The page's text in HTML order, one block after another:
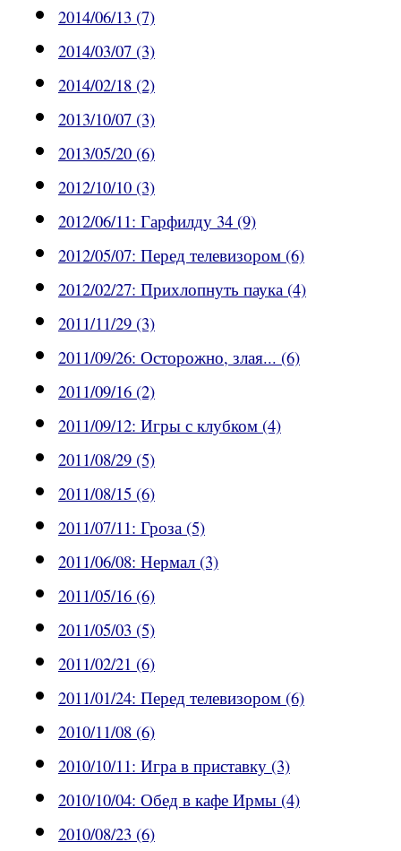
2014/06/13 (7)
2014/03/07 (3)
2014/02/18 (2)
2013/10/07 (3)
2013/05/20 (6)
2012/10/10 (3)
2012/06/11: Гарфилду 34 (9)
2012/05/07: Перед телевизором (6)
2012/02/27: Прихлопнуть паука (4)
2011/11/29 (3)
2011/09/26: Осторожно, злая... (6)
2011/09/16 (2)
2011/09/12: Игры с клубком (4)
2011/08/29 (5)
2011/08/15 (6)
2011/07/11: Гроза (5)
2011/06/08: Нермал (3)
2011/05/16 (6)
2011/05/03 (5)
2011/02/21 (6)
2011/01/24: Перед телевизором (6)
2010/11/08 (6)
2010/10/11: Игра в приставку (3)
2010/10/04: Обед в кафе Ирмы (4)
2010/08/23 (6)